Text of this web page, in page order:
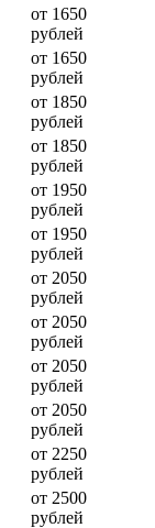
от 1650
рублей
от 1650
рублей
от 1850
рублей
от 1850
рублей
от 1950
рублей
от 1950
рублей
от 2050
рублей
от 2050
рублей
от 2050
рублей
от 2050
рублей
от 2250
рублей
от 2500
рублей